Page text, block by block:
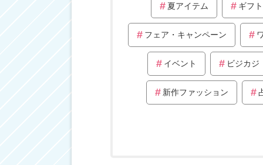
夏アイテム ギフ
フェア・キャンペーン
イベント ビジカジ
新作ファッション